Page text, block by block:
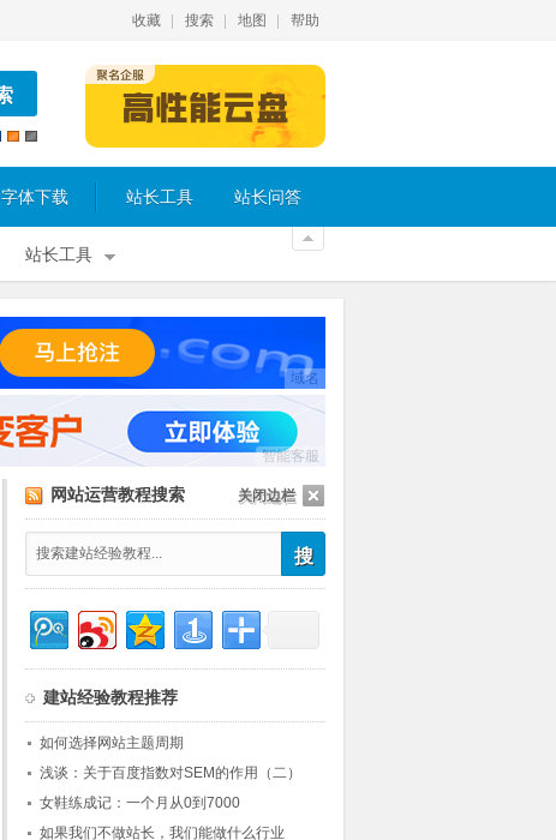
收藏 搜索 地图 帮助
字体下载 站长工具 站长问答
站长工具
域名
智能客服
关闭边栏
网站运营教程搜索
建站经验教程推荐
如何选择网站主题周期
浅谈：关于百度指数对SEM的作用（二）
女鞋练成记：一个月从0到7000
如果我们不做站长，我们能做什么行业